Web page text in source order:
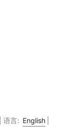
语言: English